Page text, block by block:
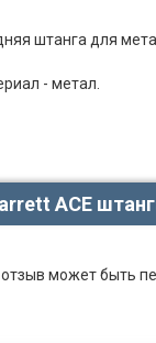
штанга для
- метал.
ACE
может быть